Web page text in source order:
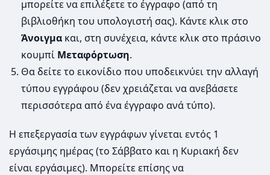
μπορείτε να επιλέξετε το έγγραφο (από τη
βιβλιοθήκη του υπολογιστή σας). Κάντε κλικ στο
Άνοιγμα και, στη συνέχεια, κάντε κλικ στο πράσινο
κουμπί Μεταφόρτωση.
Θα δείτε το εικονίδιο που υποδεικνύει την αλλαγή
τύπου εγγράφου (δεν χρειάζεται να ανεβάσετε
περισσότερα από ένα έγγραφο ανά τύπο).
Η επεξεργασία των εγγράφων γίνεται εντός 1
εργάσιμης ημέρας (το Σάββατο και η Κυριακή δεν
είναι εργάσιμες). Μπορείτε επίσης να